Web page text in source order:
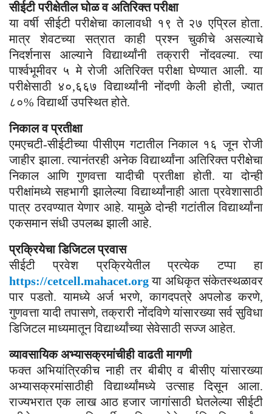
सीईटी परीक्षेतील घोळ व अतिरिक्त परीक्षा
या वर्षी सीईटी परीक्षेचा कालावधी १९ ते २७ एप्रिल होता.
मात्र शेवटच्या सत्रात काही प्रश्न चुकीचे असल्याचे
निदर्शनास आल्याने विद्यार्थ्यांनी तक्रारी नोंदवल्या. त्या
पार्श्वभूमीवर ५ मे रोजी अतिरिक्त परीक्षा घेण्यात आली. या
परीक्षेसाठी ४०,६६७ विद्यार्थ्यांनी नोंदणी केली होती, ज्यात
८०% विद्यार्थी उपस्थित होते.
निकाल व प्रतीक्षा
एमएचटी-सीईटीच्या पीसीएम गटातील निकाल १६ जून रोजी
जाहीर झाला. त्यानंतरही अनेक विद्यार्थ्यांना अतिरिक्त परीक्षेचा
निकाल आणि गुणवत्ता यादीची प्रतीक्षा होती. या दोन्ही
परीक्षांमध्ये सहभागी झालेल्या विद्यार्थ्यांनाही आता प्रवेशासाठी
पात्र ठरवण्यात येणार आहे. यामुळे दोन्ही गटांतील विद्यार्थ्यांना
एकसमान संधी उपलब्ध झाली आहे.
प्रक्रियेचा डिजिटल प्रवास
सीईटी प्रवेश प्रक्रियेतील प्रत्येक टप्पा हा
https://cetcell.mahacet.orgया अधिकृत संकेतस्थळावर
पार पडतो. यामध्ये अर्ज भरणे, कागदपत्रे अपलोड करणे,
गुणवत्ता यादी तपासणे, तक्रारी नोंदविणे यांसारख्या सर्व सुविधा
डिजिटल माध्यमातून विद्यार्थ्यांच्या सेवेसाठी सज्ज आहेत.
व्यावसायिक अभ्यासक्रमांचीही वाढती मागणी
फक्त अभियांत्रिकीच नाही तर बीबीए व बीसीए यांसारख्या
अभ्यासक्रमांसाठीही विद्यार्थ्यांमध्ये उत्साह दिसून आला.
राज्यभरात एक लाख आठ हजार जागांसाठी घेतलेल्या सीईटी